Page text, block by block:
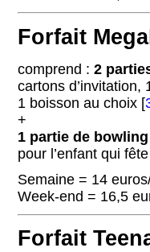
Forfait
comprend : 2
cartons d’invitation,
1 boisson au choix [
+
1 partie de
pour l’enfant qui
Semaine = 14
Week-end = 16,5
Forfait